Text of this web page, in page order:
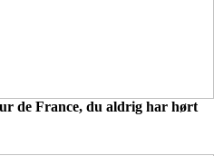
de France, du aldrig har hørt